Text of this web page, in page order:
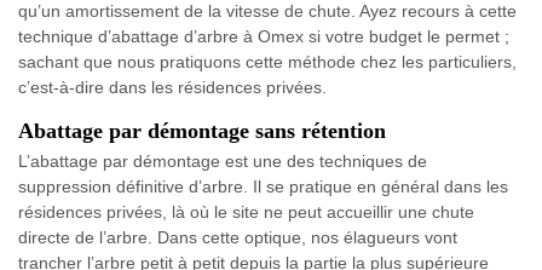
qu’un amortissement de la vitesse de chute. Ayez recours à cette
technique d’abattage d’arbre à Omex si votre budget le permet ;
sachant que nous pratiquons cette méthode chez les particuliers,
c’est-à-dire dans les résidences privées.
Abattage par démontage sans rétention
L’abattage par démontage est une des techniques de
suppression définitive d’arbre. Il se pratique en général dans les
résidences privées, là où le site ne peut accueillir une chute
directe de l’arbre. Dans cette optique, nos élagueurs vont
trancher l’arbre petit à petit depuis la partie la plus supérieure